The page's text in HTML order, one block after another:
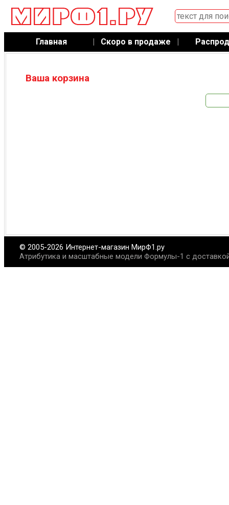
Главная | Скоро в продаже |
Ваша корзина
© 2005-2026 Интернет-магазин МирФ1.ру
Атрибутика и масштабные модели Формулы-1 с